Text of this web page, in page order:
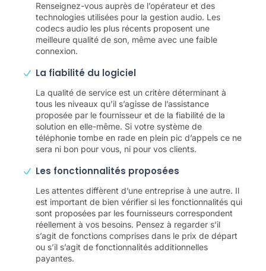
Renseignez-vous auprès de l’opérateur et des
technologies utilisées pour la gestion audio. Les
codecs audio les plus récents proposent une
meilleure qualité de son, même avec une faible
connexion.
La fiabilité du logiciel
La qualité de service est un critère déterminant à
tous les niveaux qu’il s’agisse de l’assistance
proposée par le fournisseur et de la fiabilité de la
solution en elle-même. Si votre système de
téléphonie tombe en rade en plein pic d’appels ce ne
sera ni bon pour vous, ni pour vos clients.
Les fonctionnalités proposées
Les attentes diffèrent d’une entreprise à une autre. Il
est important de bien vérifier si les fonctionnalités qui
sont proposées par les fournisseurs correspondent
réellement à vos besoins. Pensez à regarder s’il
s’agit de fonctions comprises dans le prix de départ
ou s’il s’agit de fonctionnalités additionnelles
payantes.